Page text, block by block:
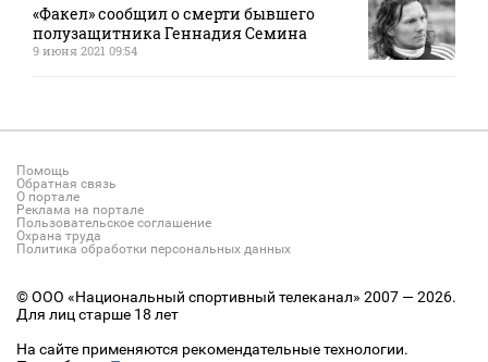
«Факел» сообщил о смерти бывшего
полузащитника Геннадия Семина
9 июня 2021 09:54
Помощь
Обратная связь
О портале
Реклама на портале
Пользовательское соглашение
Охрана труда
Политика обработки персональных данных
© ООО «Национальный спортивный телеканал» 2007 — 2026.
Для лиц старше 18 лет
На сайте применяются рекомендательные технологии.